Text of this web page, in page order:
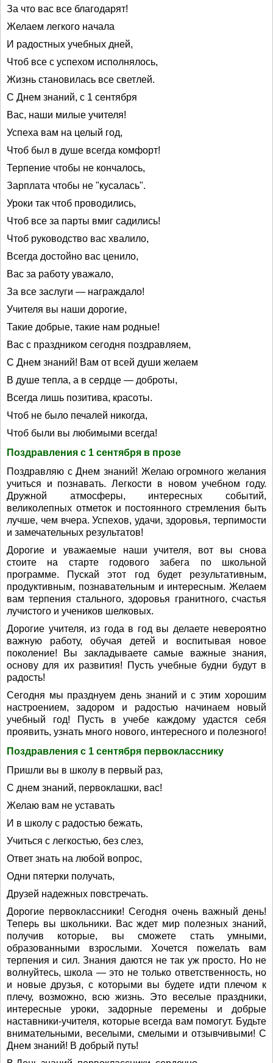
За что вас все благодарят!
Желаем легкого начала
И радостных учебных дней,
Чтоб все с успехом исполнялось,
Жизнь становилась все светлей.
С Днем знаний, с 1 сентября
Вас, наши милые учителя!
Успеха вам на целый год,
Чтоб был в душе всегда комфорт!
Терпение чтобы не кончалось,
Зарплата чтобы не "кусалась".
Уроки так чтоб проводились,
Чтоб все за парты вмиг садились!
Чтоб руководство вас хвалило,
Всегда достойно вас ценило,
Вас за работу уважало,
За все заслуги — награждало!
Учителя вы наши дорогие,
Такие добрые, такие нам родные!
Вас с праздником сегодня поздравляем,
С Днем знаний! Вам от всей души желаем
В душе тепла, а в сердце — доброты,
Всегда лишь позитива, красоты.
Чтоб не было печалей никогда,
Чтоб были вы любимыми всегда!
Поздравления с 1 сентября в прозе
Поздравляю с Днем знаний! Желаю огромного желания
учиться и познавать. Легкости в новом учебном году.
Дружной атмосферы, интересных событий,
великолепных отметок и постоянного стремления быть
лучше, чем вчера. Успехов, удачи, здоровья, терпимости
и замечательных результатов!
Дорогие и уважаемые наши учителя, вот вы снова
стоите на старте годового забега по школьной
программе. Пускай этот год будет результативным,
продуктивным, познавательным и интересным. Желаем
вам терпения стального, здоровья гранитного, счастья
лучистого и учеников шелковых.
Дорогие учителя, из года в год вы делаете невероятно
важную работу, обучая детей и воспитывая новое
поколение! Вы закладываете самые важные знания,
основу для их развития! Пусть учебные будни будут в
радость!
Сегодня мы празднуем день знаний и с этим хорошим
настроением, задором и радостью начинаем новый
учебный год! Пусть в учебе каждому удастся себя
проявить, узнать много нового, интересного и полезного!
Поздравления с 1 сентября первокласснику
Пришли вы в школу в первый раз,
С днем знаний, первоклашки, вас!
Желаю вам не уставать
И в школу с радостью бежать,
Учиться с легкостью, без слез,
Ответ знать на любой вопрос,
Одни пятерки получать,
Друзей надежных повстречать.
Дорогие первоклассники! Сегодня очень важный день!
Теперь вы школьники. Вас ждет мир полезных знаний,
получив которые, вы сможете стать умными,
образованными взрослыми. Хочется пожелать вам
терпения и сил. Знания даются не так уж просто. Но не
волнуйтесь, школа — это не только ответственность, но
и новые друзья, с которыми вы будете идти плечом к
плечу, возможно, всю жизнь. Это веселые праздники,
интересные уроки, задорные перемены и добрые
наставники-учителя, которые всегда вам помогут. Будьте
внимательными, веселыми, смелыми и отзывчивыми! С
Днем знаний! В добрый путь!